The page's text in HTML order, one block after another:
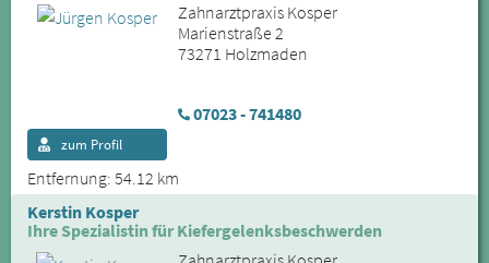
Zahnarztpraxis Kosper
Marienstraße 2
73271 Holzmaden
07023 - 741480
Entfernung: 54.12 km
zum Profil
Kerstin Kosper
Ihre Spezialistin für Kiefergelenksbeschwerden